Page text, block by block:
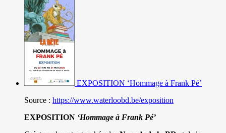
EXPOSITION ‘Hommage à Frank Pé’
Source : https://www.waterloobd.be/exposition
EXPOSITION ‘Hommage à Frank Pé’